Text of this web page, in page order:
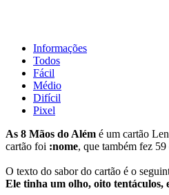
Informações
Todos
Fácil
Médio
Difícil
Pixel
As 8 Mãos do Além é um cartão
cartão foi :nome, que também fez
O texto do sabor do cartão é o
Ele tinha um olho, oito tentáculos,